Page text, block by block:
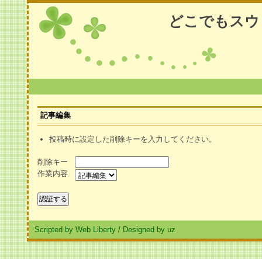
どこでもス
記事編集
投稿時に設定した削除キーを入力してください。
削除キー
作業内容
Scripted by Web Liberty / Designed by uz